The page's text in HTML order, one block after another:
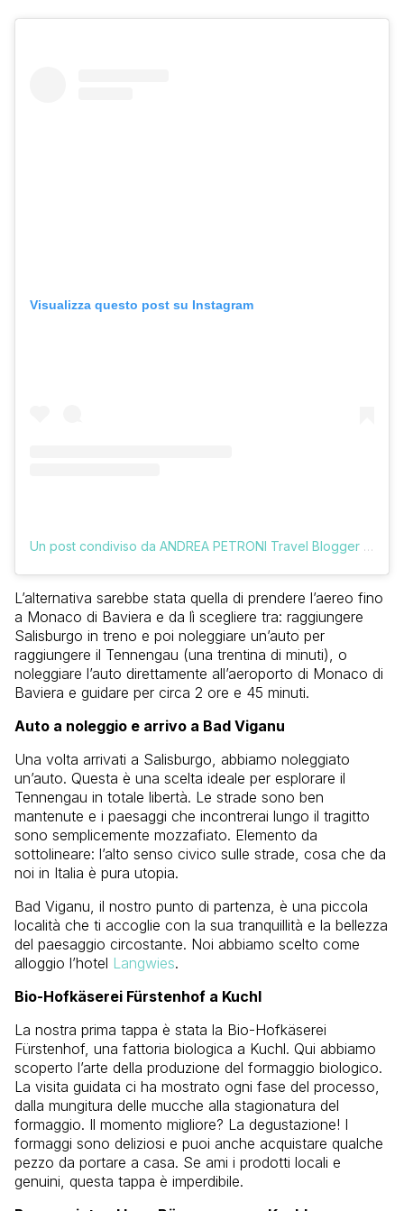
Visualizza questo post su Instagram
Un post condiviso da ANDREA PETRONI Travel Blogger (@vologratis)
L’alternativa sarebbe stata quella di prendere l’aereo fino
a Monaco di Baviera e da lì scegliere tra: raggiungere
Salisburgo in treno e poi noleggiare un’auto per
raggiungere il Tennengau (una trentina di minuti), o
noleggiare l’auto direttamente all’aeroporto di Monaco di
Baviera e guidare per circa 2 ore e 45 minuti.
Auto a noleggio e arrivo a Bad Viganu
Una volta arrivati a Salisburgo, abbiamo noleggiato
un’auto. Questa è una scelta ideale per esplorare il
Tennengau in totale libertà. Le strade sono ben
mantenute e i paesaggi che incontrerai lungo il tragitto
sono semplicemente mozzafiato. Elemento da
sottolineare: l’alto senso civico sulle strade, cosa che da
noi in Italia è pura utopia.
Bad Viganu, il nostro punto di partenza, è una piccola
località che ti accoglie con la sua tranquillità e la bellezza
del paesaggio circostante. Noi abbiamo scelto come
alloggio l’hotel Langwies.
Bio-Hofkäserei Fürstenhof a Kuchl
La nostra prima tappa è stata la Bio-Hofkäserei
Fürstenhof, una fattoria biologica a Kuchl. Qui abbiamo
scoperto l’arte della produzione del formaggio biologico.
La visita guidata ci ha mostrato ogni fase del processo,
dalla mungitura delle mucche alla stagionatura del
formaggio. Il momento migliore? La degustazione! I
formaggi sono deliziosi e puoi anche acquistare qualche
pezzo da portare a casa. Se ami i prodotti locali e
genuini, questa tappa è imperdibile.